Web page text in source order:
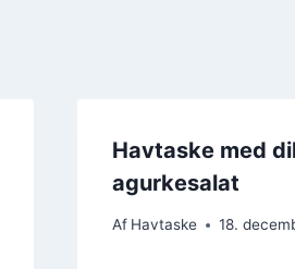
Havtaske med
agurkesalat
Af Havtaske 18.